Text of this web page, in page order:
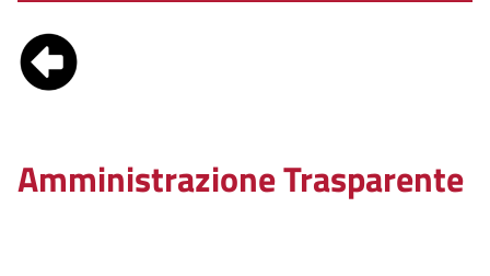
Amministrazione Trasparente